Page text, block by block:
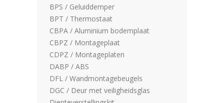
BPS / Geluiddemper
BPT / Thermostaat
CBPA / Aluminium bodemplaat
CBPZ / Montageplaat
CDPZ / Montageplaten
DABP / ABS
DFL / Wandmontagebeugels
DGC / Deur met veiligheidsglas